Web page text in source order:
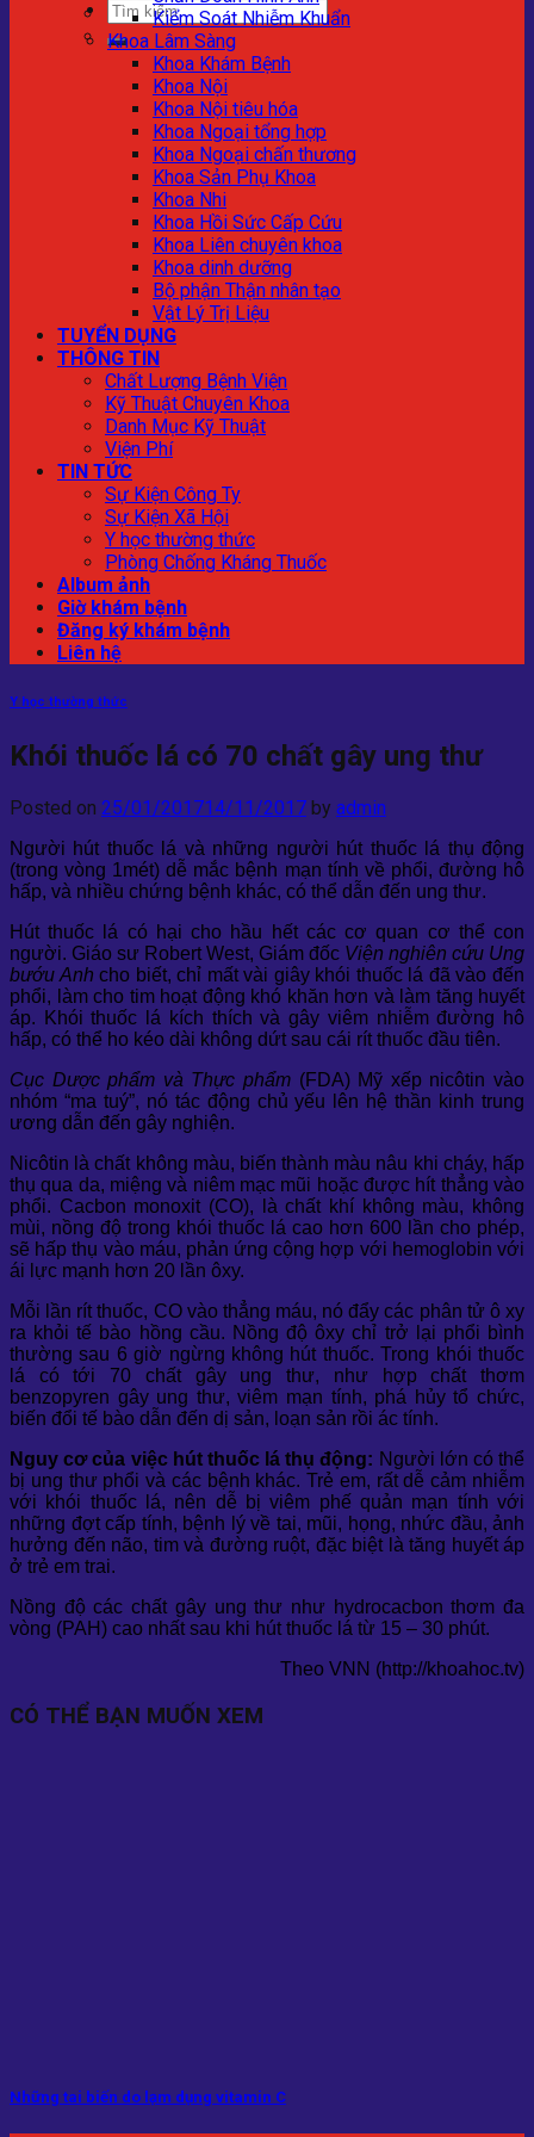
Kiểm Soát Nhiễm Khuẩn
Khoa Lâm Sàng
Khoa Khám Bệnh
Khoa Nội
Khoa Nội tiêu hóa
Khoa Ngoại tổng hợp
Khoa Ngoại chấn thương
Khoa Sản Phụ Khoa
Khoa Nhi
Khoa Hồi Sức Cấp Cứu
Khoa Liên chuyên khoa
Khoa dinh dưỡng
Bộ phận Thận nhân tạo
Vật Lý Trị Liệu
TUYỂN DỤNG
THÔNG TIN
Chất Lượng Bệnh Viện
Kỹ Thuật Chuyên Khoa
Danh Mục Kỹ Thuật
Viện Phí
TIN TỨC
Sự Kiện Công Ty
Sự Kiện Xã Hội
Y học thường thức
Phòng Chống Kháng Thuốc
Album ảnh
Giờ khám bệnh
Đăng ký khám bệnh
Liên hệ
Y học thường thức
Khói thuốc lá có 70 chất gây ung thư
Posted on 25/01/201714/11/2017 by admin
Người hút thuốc lá và những người hút thuốc lá thụ động
(trong vòng 1mét) dễ mắc bệnh mạn tính về phổi, đường hô
hấp, và nhiều chứng bệnh khác, có thể dẫn đến ung thư.
Hút thuốc lá có hại cho hầu hết các cơ quan cơ thể con
người. Giáo sư Robert West, Giám đốc Viện nghiên cứu Ung
bướu Anhcho biết, chỉ mất vài giây khói thuốc lá đã vào đến
phổi, làm cho tim hoạt động khó khăn hơn và làm tăng huyết
áp. Khói thuốc lá kích thích và gây viêm nhiễm đường hô
hấp, có thể ho kéo dài không dứt sau cái rít thuốc đầu tiên.
Cục Dược phẩm và Thực phẩm (FDA) Mỹ xếp nicôtin vào
nhóm “ma tuý”, nó tác động chủ yếu lên hệ thần kinh trung
ương dẫn đến gây nghiện.
Nicôtin là chất không màu, biến thành màu nâu khi cháy, hấp
thụ qua da, miệng và niêm mạc mũi hoặc được hít thẳng vào
phổi. Cacbon monoxit (CO), là chất khí không màu, không
mùi, nồng độ trong khói thuốc lá cao hơn 600 lần cho phép,
sẽ hấp thụ vào máu, phản ứng cộng hợp với hemoglobin với
ái lực mạnh hơn 20 lần ôxy.
Mỗi lần rít thuốc, CO vào thẳng máu, nó đẩy các phân tử ô xy
ra khỏi tế bào hồng cầu. Nồng độ ôxy chỉ trở lại phổi bình
thường sau 6 giờ ngừng không hút thuốc. Trong khói thuốc
lá có tới 70 chất gây ung thư, như hợp chất thơm
benzopyren gây ung thư, viêm mạn tính, phá hủy tổ chức,
biến đổi tế bào dẫn đến dị sản, loạn sản rồi ác tính.
Nguy cơ của việc hút thuốc lá thụ động: Người lớn có thể
bị ung thư phổi và các bệnh khác. Trẻ em, rất dễ cảm nhiễm
với khói thuốc lá, nên dễ bị viêm phế quản mạn tính với
những đợt cấp tính, bệnh lý về tai, mũi, họng, nhức đầu, ảnh
hưởng đến não, tim và đường ruột, đặc biệt là tăng huyết áp
ở trẻ em trai.
Nồng độ các chất gây ung thư như hydrocacbon thơm đa
vòng (PAH) cao nhất sau khi hút thuốc lá từ 15 – 30 phút.
Theo VNN (http://khoahoc.tv)
CÓ THỂ BẠN MUỐN XEM
Những tai biến do lạm dụng vitamin C